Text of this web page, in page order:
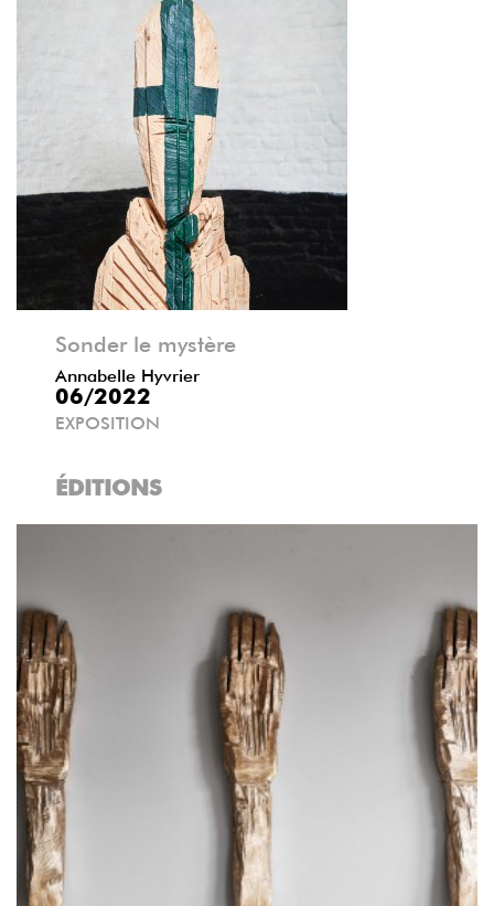
Sonder le mystère
Annabelle Hyvrier
06/2022
EXPOSITION
ÉDITIONS